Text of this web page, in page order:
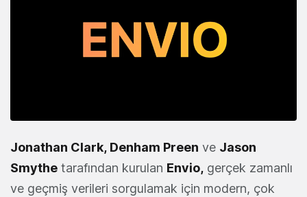
Jonathan Clark, Denham Preen ve Jason
Smythe tarafından kurulan Envio, gerçek zamanlı
ve geçmiş verileri sorgulamak için modern, çok